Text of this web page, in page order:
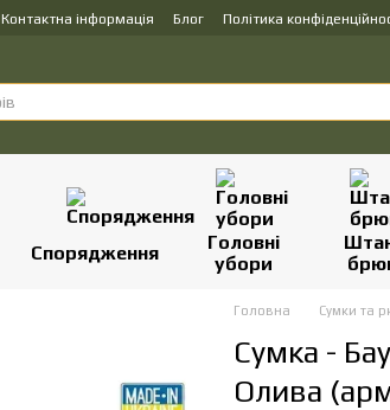
Контактна інформація Блог Політика
Спорядження
Головні
убори
Головна Сумки та
Сумка -
Олива